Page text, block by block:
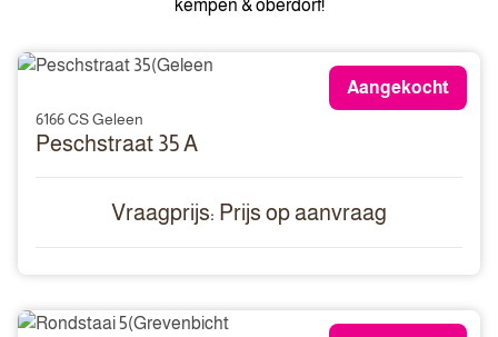
kempen & oberdorf!
Aangekocht
6166 CS Geleen
Peschstraat 35 A
Vraagprijs: Prijs op aanvraag